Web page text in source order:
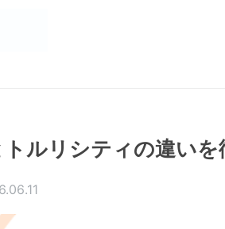
ルリシティの違いを